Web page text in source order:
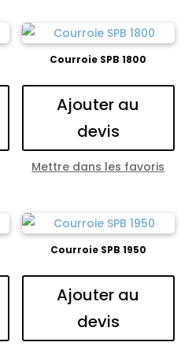
Courroie SPB 1800
Ajouter au
devis
Mettre dans les favoris
Courroie SPB 1950
Ajouter au
devis